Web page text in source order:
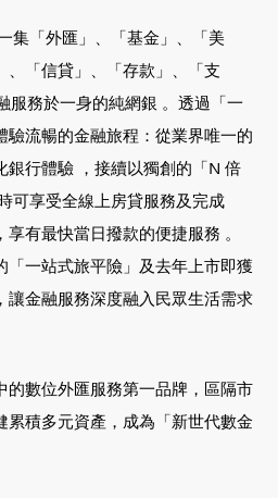
集「外匯」、「基金」、「美
、「信貸」、「存款」、「支
服務於一身的純網銀 。透過「一
驗流暢的金融旅程：從業界唯一的
銀行體驗 ，接續以獨創的「N 倍
可享受全線上房貸服務及完成
享有最快當日撥款的便捷服務 。
「一站式旅平險」及去年上市即獲
讓金融服務深度融入民眾生活需求
的數位外匯服務第一品牌，區隔市
累積多元資產，成為「新世代數金